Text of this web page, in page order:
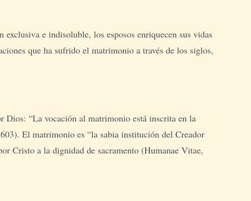
e indisoluble, los esposos enriquecen sus vidas
que ha sufrido el matrimonio a través de los siglos,
Dios: “La vocación al matrimonio está inscrita en la
El matrimonio es “la sabia institución del Creador
Cristo a la dignidad de sacramento (Humanae Vitae,